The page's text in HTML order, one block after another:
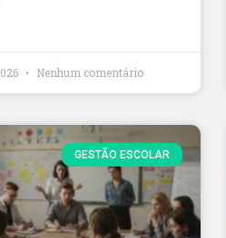
Nenhum comentário
GESTÃO ESCOLAR